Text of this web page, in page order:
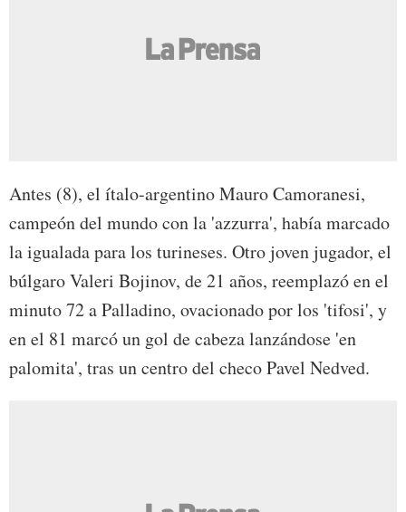
Antes (8), el ítalo-argentino Mauro Camoranesi,
campeón del mundo con la 'azzurra', había marcado
la igualada para los turineses. Otro joven jugador, el
búlgaro Valeri Bojinov, de 21 años, reemplazó en el
minuto 72 a Palladino, ovacionado por los 'tifosi', y
en el 81 marcó un gol de cabeza lanzándose 'en
palomita', tras un centro del checo Pavel Nedved.